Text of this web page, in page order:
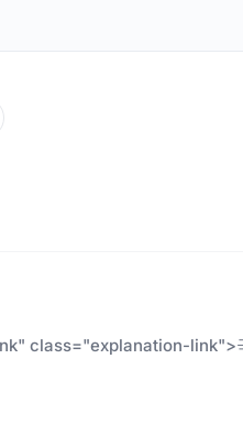
class="explanation-link">